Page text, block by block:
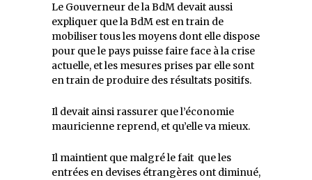
Le Gouverneur de la BdM devait aussi
expliquer que la BdM est en train de
mobiliser tous les moyens dont elle dispose
pour que le pays puisse faire face à la crise
actuelle, et les mesures prises par elle sont
en train de produire des résultats positifs.
Il devait ainsi rassurer que l’économie
mauricienne reprend, et qu’elle va mieux.
Il maintient que malgré le fait que les
entrées en devises étrangères ont diminué,